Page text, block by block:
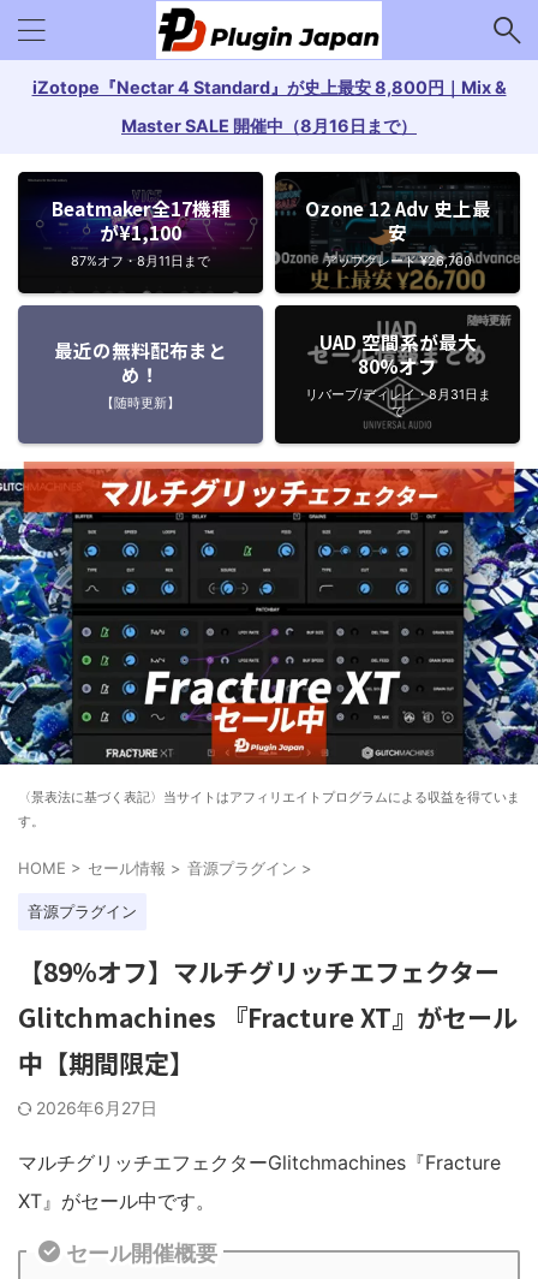
iZotope『Nectar 4 Standard』が史上最安 8,800円｜Mix &
Master SALE 開催中（8月16日まで）
Beatmaker全17機種
が¥1,100
87%オフ・8月11日まで
Ozone 12 Adv 史上最
安
アップグレード ¥26,700
最近の無料配布まと
め！
【随時更新】
UAD 空間系が最大
80%オフ
リバーブ/ディレイ・8月31日ま
で
〈景表法に基づく表記〉当サイトはアフィリエイトプログラムによる収益を得ていま
す。
HOME > セール情報 > 音源プラグイン >
音源プラグイン
【89%オフ】マルチグリッチエフェクター
Glitchmachines 『Fracture XT』がセール
中【期間限定】
2026年6月27日
マルチグリッチエフェクターGlitchmachines『Fracture
XT』がセール中です。
セール開催概要